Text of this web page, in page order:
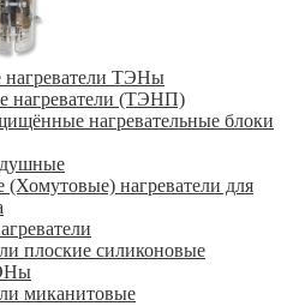
ТЭНы
нагреватели (ТЭНП)
нагревательные блоки
(Хомутовые) нагреватели для
плоские силиконовые
миканитовые